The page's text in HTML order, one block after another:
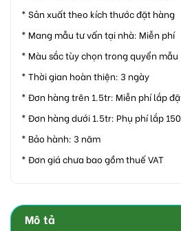
* Sản xuất theo kích thước đặt hàng
* Mang mẫu tư vấn tại nhà: Miễn phí
* Màu sắc tùy chọn trong quyển mẫu
* Thời gian hoàn thiện: 3 ngày
* Đơn hàng trên 1.5tr: Miễn phí lắp
* Đơn hàng dưới 1.5tr: Phụ phí lắp
* Bảo hành: 3 năm
* Đơn giá chưa bao gồm thuế VAT
Mô tả